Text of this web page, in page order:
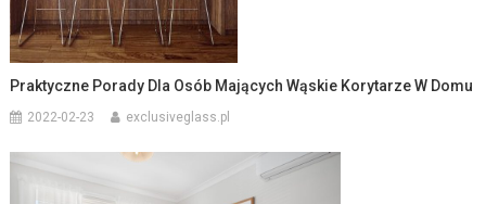
Praktyczne Porady Dla Osób Mających Wąskie Korytarze W Domu
2022-02-23 exclusiveglass.pl